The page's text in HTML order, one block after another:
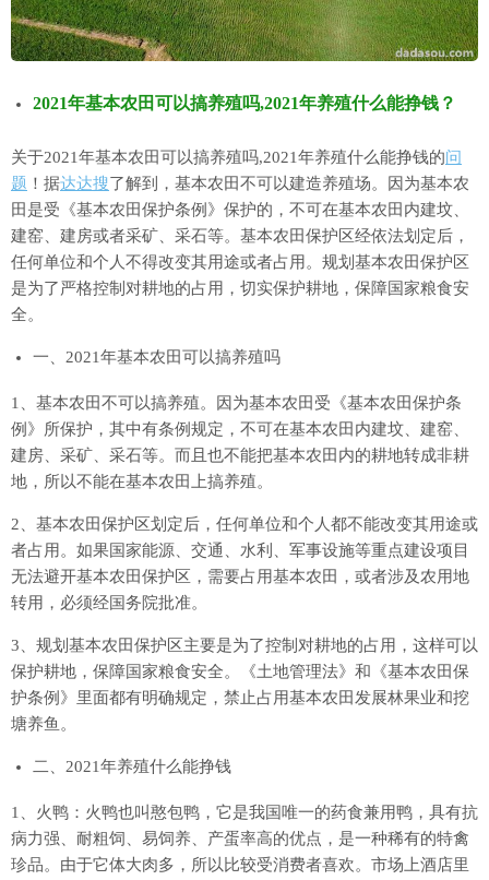
2021年基本农田可以搞养殖吗,2021年养殖什么能挣钱？
关于2021年基本农田可以搞养殖吗,2021年养殖什么能挣钱的问
题 ！据达达搜了解到，基本农田不可以建造养殖场。因为基本农
田是受《基本农田保护条例》保护的，不可在基本农田内建坟、
建窑、建房或者采矿、采石等。基本农田保护区经依法划定后，
任何单位和个人不得改变其用途或者占用。规划基本农田保护区
是为了严格控制对耕地的占用，切实保护耕地，保障国家粮食安
全。
一、2021年基本农田可以搞养殖吗
1、基本农田不可以搞养殖。因为基本农田受《基本农田保护条
例》所保护，其中有条例规定，不可在基本农田内建坟、建窑、
建房、采矿、采石等。而且也不能把基本农田内的耕地转成非耕
地，所以不能在基本农田上搞养殖。
2、基本农田保护区划定后，任何单位和个人都不能改变其用途或
者占用。如果国家能源、交通、水利、军事设施等重点建设项目
无法避开基本农田保护区，需要占用基本农田，或者涉及农用地
转用，必须经国务院批准。
3、规划基本农田保护区主要是为了控制对耕地的占用，这样可以
保护耕地，保障国家粮食安全。《土地管理法》和《基本农田保
护条例》里面都有明确规定，禁止占用基本农田发展林果业和挖
塘养鱼。
二、2021年养殖什么能挣钱
1、火鸭：火鸭也叫憨包鸭，它是我国唯一的药食兼用鸭，具有抗
病力强、耐粗饲、易饲养、产蛋率高的优点，是一种稀有的特禽
珍品。由于它体大肉多，所以比较受消费者喜欢。市场上酒店里